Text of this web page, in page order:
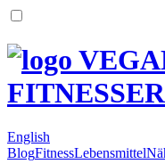
English
BlogFitnessLebensmittel